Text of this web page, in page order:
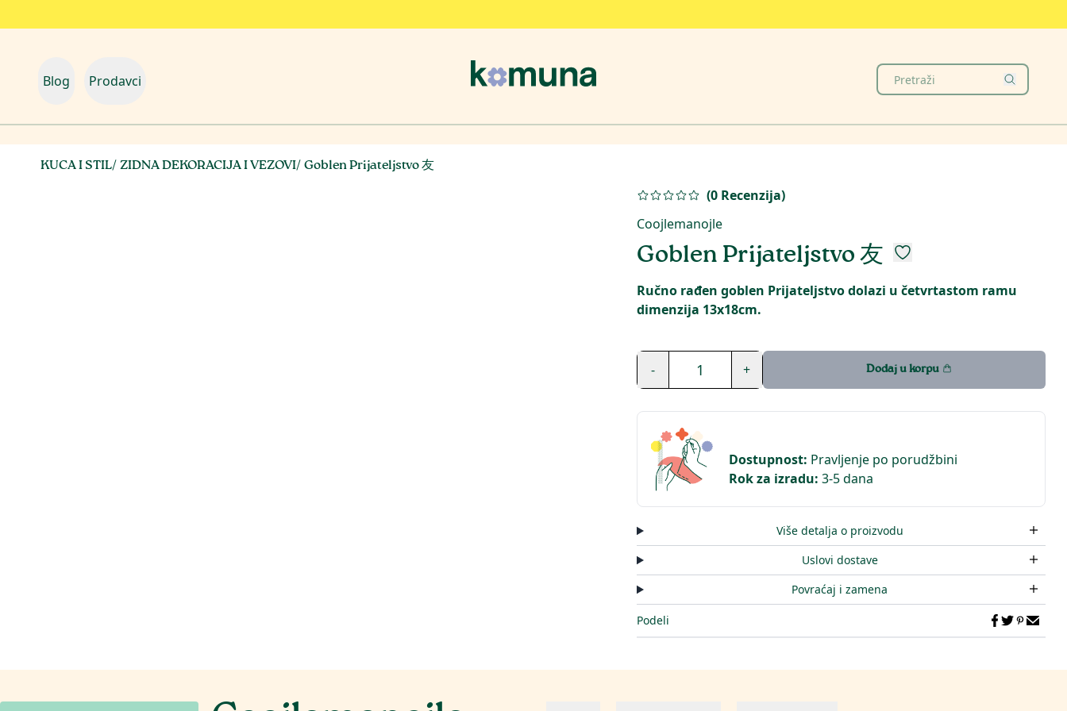
Blog Prodavci
KUCA I STIL/ZIDNA DEKORACIJA I VEZOVI/Goblen Prijateljstvo 友
(0 Recenzija)
Coojlemanojle
Goblen Prijateljstvo 友
Ručno rađen goblen Prijateljstvo dolazi u četvrtastom ramu
dimenzija 13x18cm.
- 1 + Dodaj u korpu
Dostupnost: Pravljenje po porudžbini
Rok za izradu: 3-5 dana
Više detalja o proizvodu
Uslovi dostave
Povraćaj i zamena
Podeli